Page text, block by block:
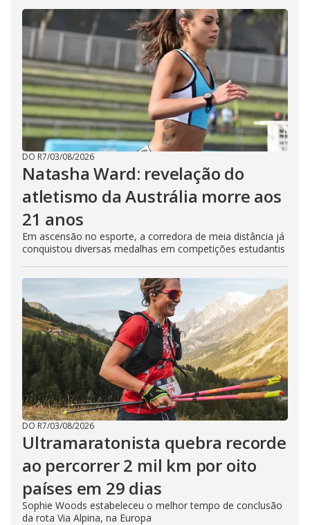
DO R7/03/08/2026
Natasha Ward: revelação do
atletismo da Austrália morre aos
21 anos
Em ascensão no esporte, a corredora de meia distância já
conquistou diversas medalhas em competições estudantis
DO R7/03/08/2026
Ultramaratonista quebra recorde
ao percorrer 2 mil km por oito
países em 29 dias
Sophie Woods estabeleceu o melhor tempo de conclusão
da rota Via Alpina, na Europa